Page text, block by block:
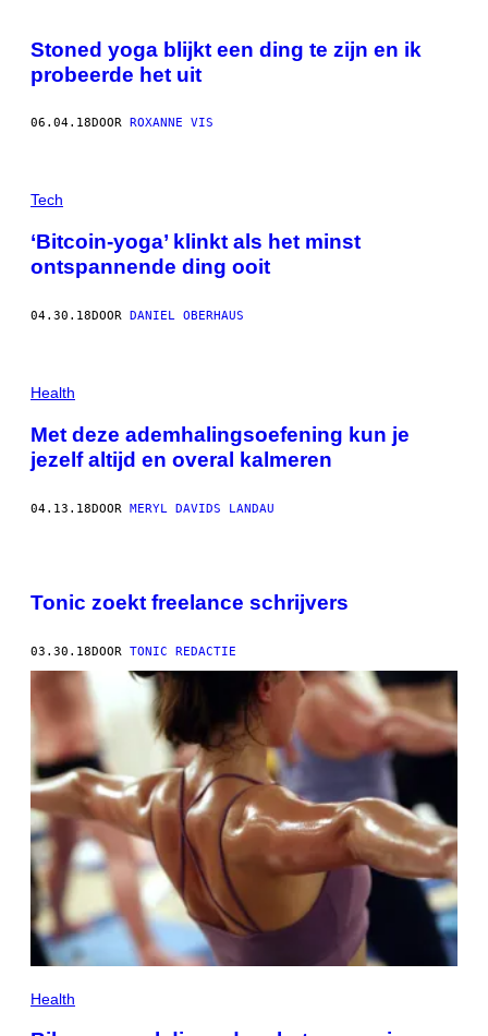
Stoned yoga blijkt een ding te zijn en ik
probeerde het uit
06.04.18DOOR ROXANNE VIS
Tech
‘Bitcoin-yoga’ klinkt als het minst
ontspannende ding ooit
04.30.18DOOR DANIEL OBERHAUS
Health
Met deze ademhalingsoefening kun je
jezelf altijd en overal kalmeren
04.13.18DOOR MERYL DAVIDS LANDAU
Tonic zoekt freelance schrijvers
03.30.18DOOR TONIC REDACTIE
Health